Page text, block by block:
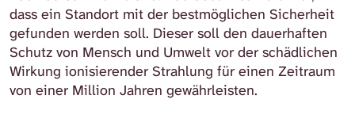
dass ein Standort mit der bestmöglichen Sicherheit
gefunden werden soll. Dieser soll den dauerhaften
Schutz von Mensch und Umwelt vor der schädlichen
Wirkung ionisierender Strahlung für einen Zeitraum
von einer Million Jahren gewährleisten.